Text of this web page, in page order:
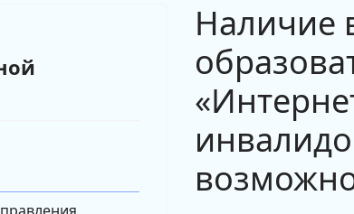
Наличие